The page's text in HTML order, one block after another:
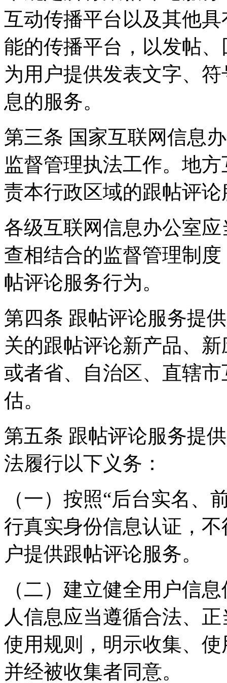
互动传播平台以及其他
能的传播平台，以发帖
为用户提供发表文字、
息的服务。
第三条 国家互联网信息
监督管理执法工作。地
责本行政区域的跟帖评
各级互联网信息办公室
查相结合的监督管理制
帖评论服务行为。
第四条 跟帖评论服务提
关的跟帖评论新产品、
或者省、自治区、直辖
估。
第五条 跟帖评论服务提
法履行以下义务：
（一）按照“后台实名、
行真实身份信息认证，
户提供跟帖评论服务。
（二）建立健全用户信
人信息应当遵循合法、
使用规则，明示收集、
并经被收集者同意。